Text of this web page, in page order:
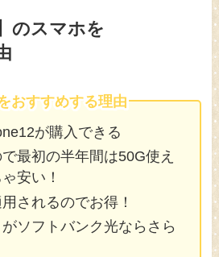
のスマホを
おすすめする理由
が購入できる
最初の半年間は50G使え
安い！
されるのでお得！
ソフトバンク光ならさら